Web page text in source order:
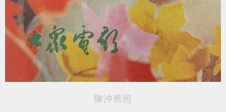
陳沖舊照